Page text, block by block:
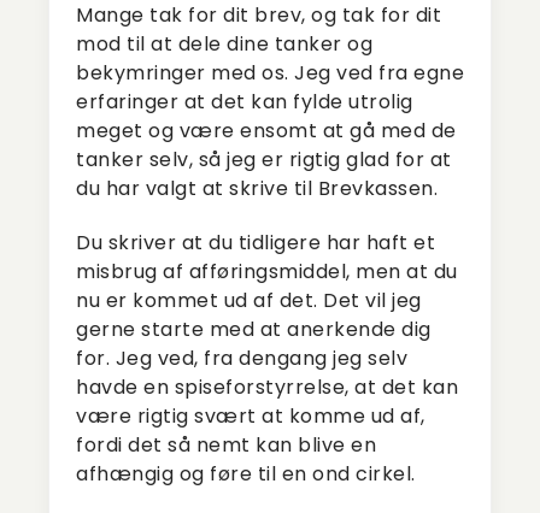
Mange tak for dit brev, og tak for dit
mod til at dele dine tanker og
bekymringer med os. Jeg ved fra egne
erfaringer at det kan fylde utrolig
meget og være ensomt at gå med de
tanker selv, så jeg er rigtig glad for at
du har valgt at skrive til Brevkassen.
Du skriver at du tidligere har haft et
misbrug af afføringsmiddel, men at du
nu er kommet ud af det. Det vil jeg
gerne starte med at anerkende dig
for. Jeg ved, fra dengang jeg selv
havde en spiseforstyrrelse, at det kan
være rigtig svært at komme ud af,
fordi det så nemt kan blive en
afhængig og føre til en ond cirkel.